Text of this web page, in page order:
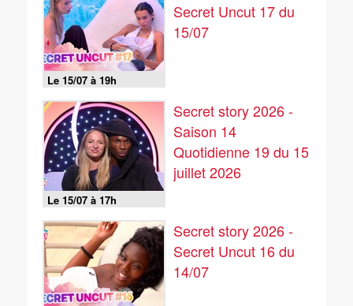
Le 15/07 à 19h
Secret Uncut 17 du
15/07
Le 15/07 à 17h
Secret story 2026 -
Saison 14
Quotidienne 19 du 15
juillet 2026
Secret story 2026 -
Secret Uncut 16 du
14/07